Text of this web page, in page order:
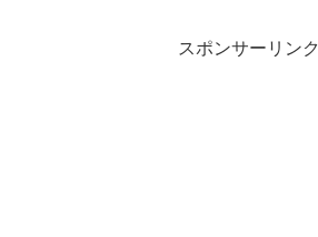
スポンサーリンク